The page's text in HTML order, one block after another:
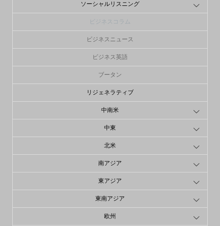
ソーシャルリスニング
ビジネスコラム
ビジネスニュース
ビジネス英語
ブータン
リジェネラティブ
中南米
中東
北米
南アジア
東アジア
東南アジア
欧州